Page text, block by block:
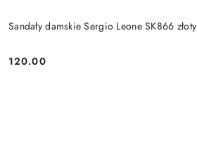
Sandały damskie Sergio Leone SK866 złoty
Cena:
120.00